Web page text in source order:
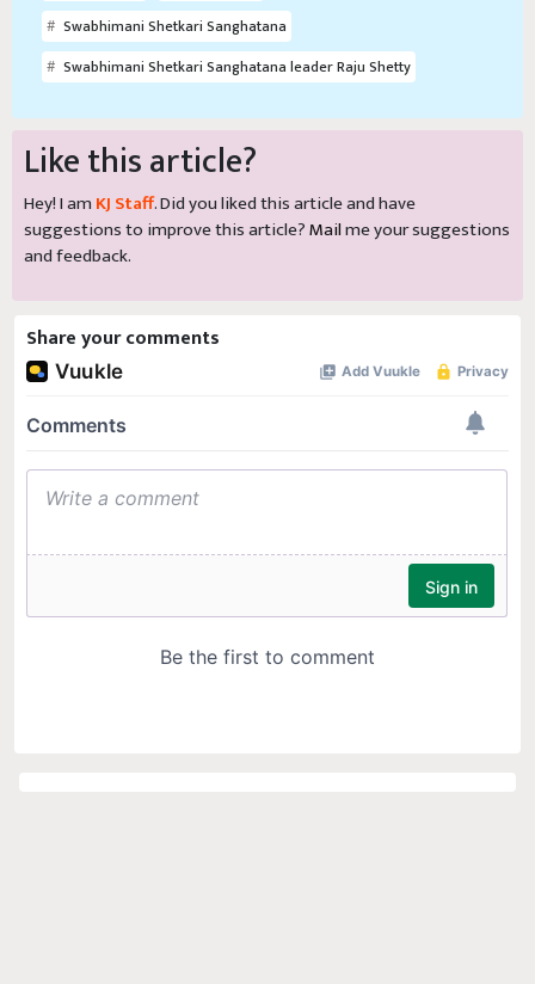
Swabhimani Shetkari Sanghatana
Swabhimani Shetkari Sanghatana leader Raju Shetty
Like this article?
Hey! I am KJ Staff. Did you liked this article and have
suggestions to improve this article?Mailme your suggestions
and feedback.
Share your comments